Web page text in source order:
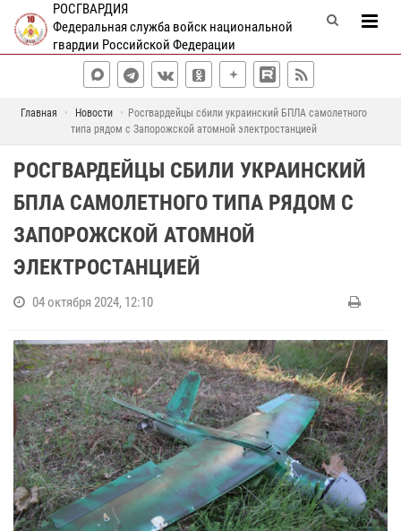
РОСГВАРДИЯ
Федеральная служба войск национальной
гвардии Российской Федерации
Главная Новости
Росгвардейцы сбили украинский БПЛА самолетного
типа рядом с Запорожской атомной электростанцией
РОСГВАРДЕЙЦЫ СБИЛИ УКРАИНСКИЙ
БПЛА САМОЛЕТНОГО ТИПА РЯДОМ С
ЗАПОРОЖСКОЙ АТОМНОЙ
ЭЛЕКТРОСТАНЦИЕЙ
04 октября 2024, 12:10